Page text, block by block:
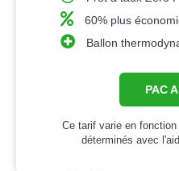
60% plus
Ballon
PAC
Ce tarif varie en
déterminés avec